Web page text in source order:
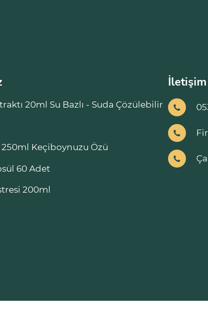
20ml Su Bazlı - Suda Çözülebilir
Keçiboynuzu Özü
60 Adet
200ml
İletişim